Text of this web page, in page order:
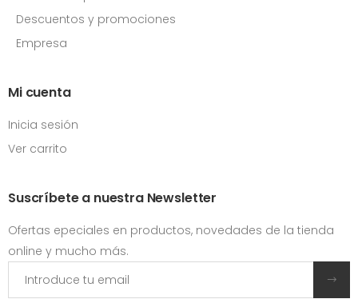
Descuentos y promociones
Empresa
Mi cuenta
Inicia sesión
Ver carrito
Suscríbete a nuestra Newsletter
Ofertas epeciales en productos, novedades de la tienda
online y mucho más.